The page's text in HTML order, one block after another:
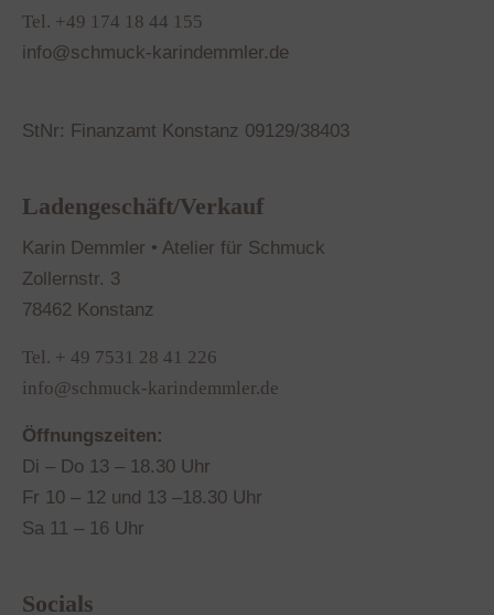
Tel. +49 174 18 44 155
info@schmuck-karindemmler.de
StNr: Finanzamt Konstanz 09129/38403
Ladengeschäft/Verkauf
Karin Demmler • Atelier für Schmuck
Zollernstr. 3
78462 Konstanz
Tel. + 49 7531 28 41 226
info@schmuck-karindemmler.de
Öffnungszeiten:
Di – Do 13 – 18.30 Uhr
Fr 10 – 12 und 13 –18.30 Uhr
Sa 11 – 16 Uhr
Socials